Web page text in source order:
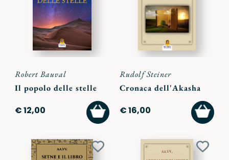
Robert Bauval
Il popolo delle stelle
€ 12,00
AGGIUNGI
AL
CARRELLO
Rudolf Steiner
Cronaca dell'Akasha
€ 16,00
AL
Aggiungi